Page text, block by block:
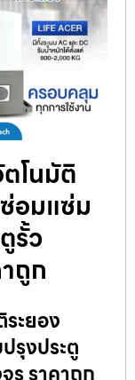
โนมัติ
อมแซ่ม
รั้ว
ถูก
ะยอง
รุงประตู